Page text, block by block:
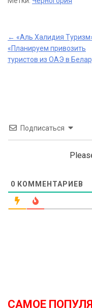
Post
navigation
← «Аль Халидия
«Планируем привозить
туристов из ОАЭ в
Подписаться
0 КОММЕНТАРИЕВ
САМОЕ